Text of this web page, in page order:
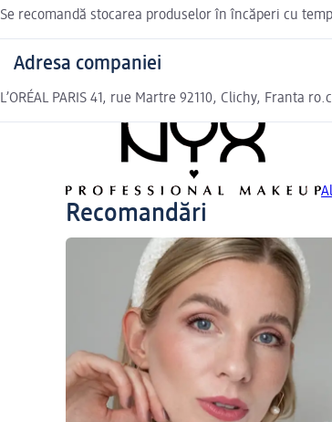
Se recomandă stocarea produselor în încăperi cu
Adresa companiei
L’ORÉAL PARIS 41, rue Martre 92110, Clichy, Franta
Recomandări